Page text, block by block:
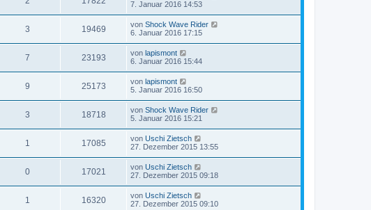
7. Januar 2016 14:53
3 19469 von Shock Wave Rider
6. Januar 2016 17:15
7 23193 von lapismont
6. Januar 2016 15:44
9 25173 von lapismont
5. Januar 2016 16:50
3 18718 von Shock Wave Rider
5. Januar 2016 15:21
1 17085 von Uschi Zietsch
27. Dezember 2015 13:55
0 17021 von Uschi Zietsch
27. Dezember 2015 09:18
1 16320 von Uschi Zietsch
27. Dezember 2015 09:10